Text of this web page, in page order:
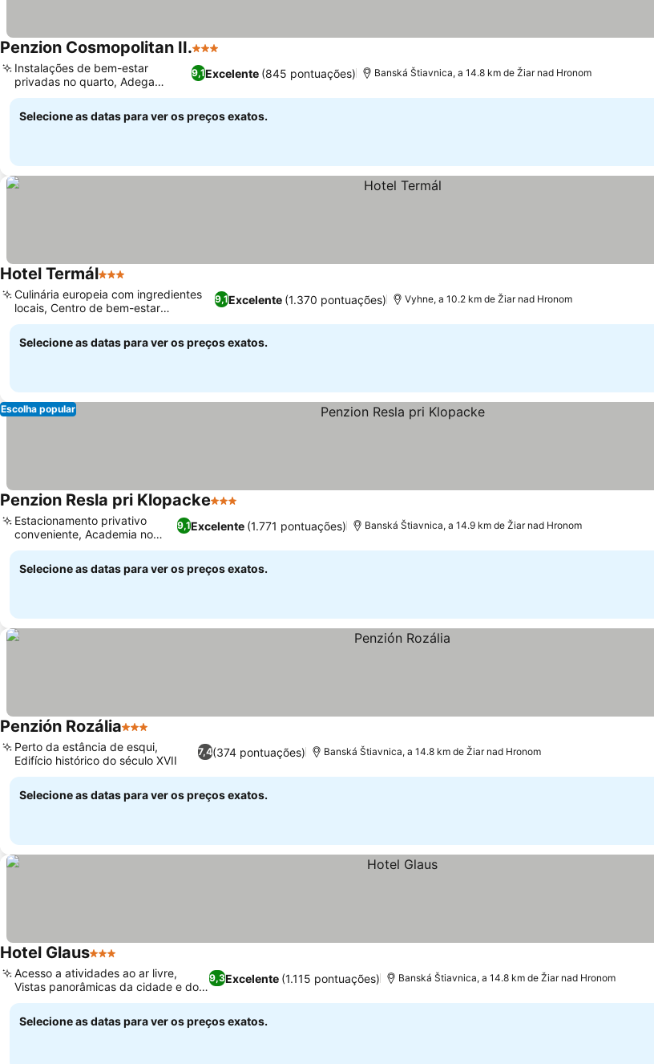
Penzion Cosmopolitan II.3 Estrelas
9,1Excelente (845 pontuações)
Instalações de bem-estar
privadas no quarto, Adega
tradicional
Banská Štiavnica, a 14.8 km de Žiar nad Hronom
Selecione as datas para ver os preços exatos.
Hotel Termál3 Estrelas
9,1Excelente (1.370 pontuações)
Culinária europeia com ingredientes
locais, Centro de bem-estar
diversificado
Vyhne, a 10.2 km de Žiar nad Hronom
Selecione as datas para ver os preços exatos.
Escolha popular
Penzion Resla pri Klopacke3 Estrelas
9,1Excelente (1.771 pontuações)
Estacionamento privativo
conveniente, Academia no
local
Banská Štiavnica, a 14.9 km de Žiar nad Hronom
Selecione as datas para ver os preços exatos.
Penzión Rozália3 Estrelas
7,4(374 pontuações)
Perto da estância de esqui,
Edifício histórico do século XVII
Banská Štiavnica, a 14.8 km de Žiar nad Hronom
Selecione as datas para ver os preços exatos.
Hotel Glaus3 Estrelas
9,3Excelente (1.115 pontuações)
Acesso a atividades ao ar livre,
Vistas panorâmicas da cidade e do
castelo
Banská Štiavnica, a 14.8 km de Žiar nad Hronom
Selecione as datas para ver os preços exatos.